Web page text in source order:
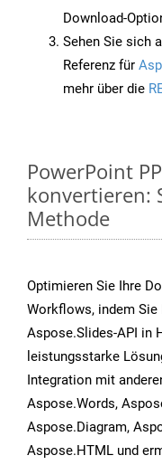
Download-
Sehen Sie sich
Referenz für
mehr über die
PowerPoint
konvertieren:
Methode
Optimieren Sie Ihre
Workflows, indem Sie
Aspose.Slides-API in
leistungsstarke
Integration mit
Aspose.Words,
Aspose.Diagram,
Aspose.HTML und